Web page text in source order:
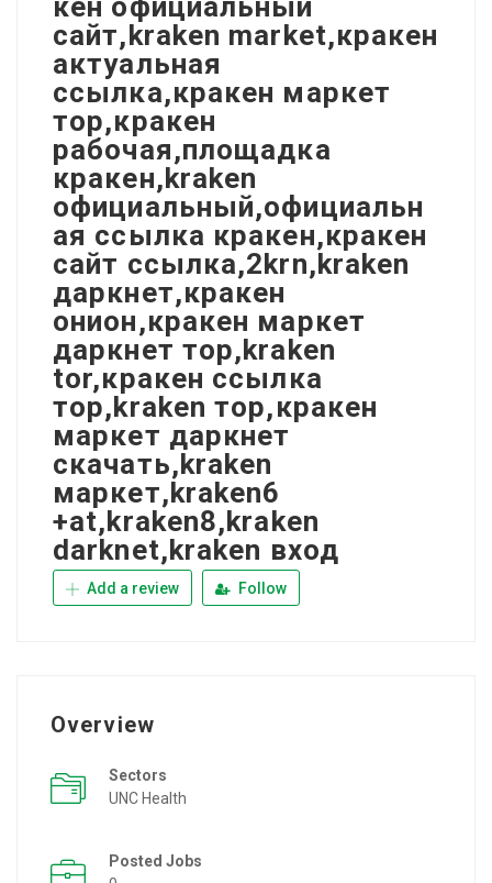
сайт,kraken market,кракен
актуальная
ссылка,кракен маркет
тор,кракен
рабочая,площадка
кракен,kraken
официальный,официальн
ая ссылка кракен,кракен
сайт ссылка,2krn,kraken
даркнет,кракен
онион,кракен маркет
даркнет тор,kraken
tor,кракен ссылка
тор,kraken тор,кракен
маркет даркнет
скачать,kraken
маркет,kraken6
+at,kraken8,kraken
darknet,kraken вход
Add a review Follow
Overview
Sectors
UNC Health
Posted Jobs